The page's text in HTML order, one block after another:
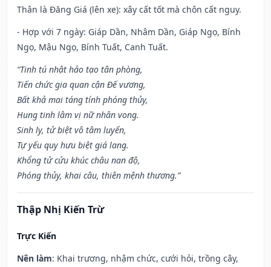
Thân là Đăng Giá (lên xe): xây cất tốt mà chôn cất nguy.
- Hợp với 7 ngày: Giáp Dần, Nhâm Dần, Giáp Ngọ, Bính
Ngọ, Mậu Ngọ, Bính Tuất, Canh Tuất.
“Tinh tú nhật hảo tạo tân phòng,
Tiến chức gia quan cận Đế vương,
Bất khả mai táng tính phóng thủy,
Hung tinh lâm vị nữ nhân vong.
Sinh ly, tử biệt vô tâm luyến,
Tự yếu quy hưu biệt giá lang.
Khổng tử cửu khúc châu nan độ,
Phóng thủy, khai câu, thiên mệnh thương.”
Thập Nhị Kiến Trừ
Trực Kiến
Nên làm: Khai trương, nhậm chức, cưới hỏi, trồng cây,